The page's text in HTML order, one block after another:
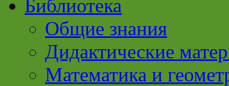
Библиотека
Общие знания
Дидактические
Математика и